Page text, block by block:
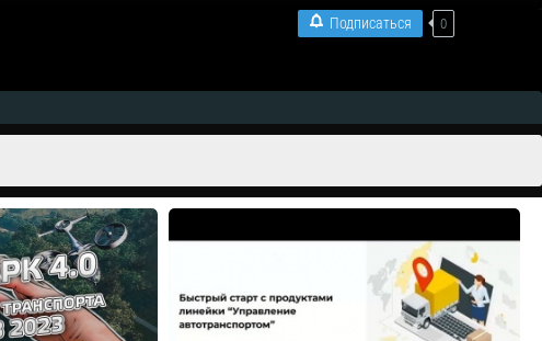
Подписаться 0